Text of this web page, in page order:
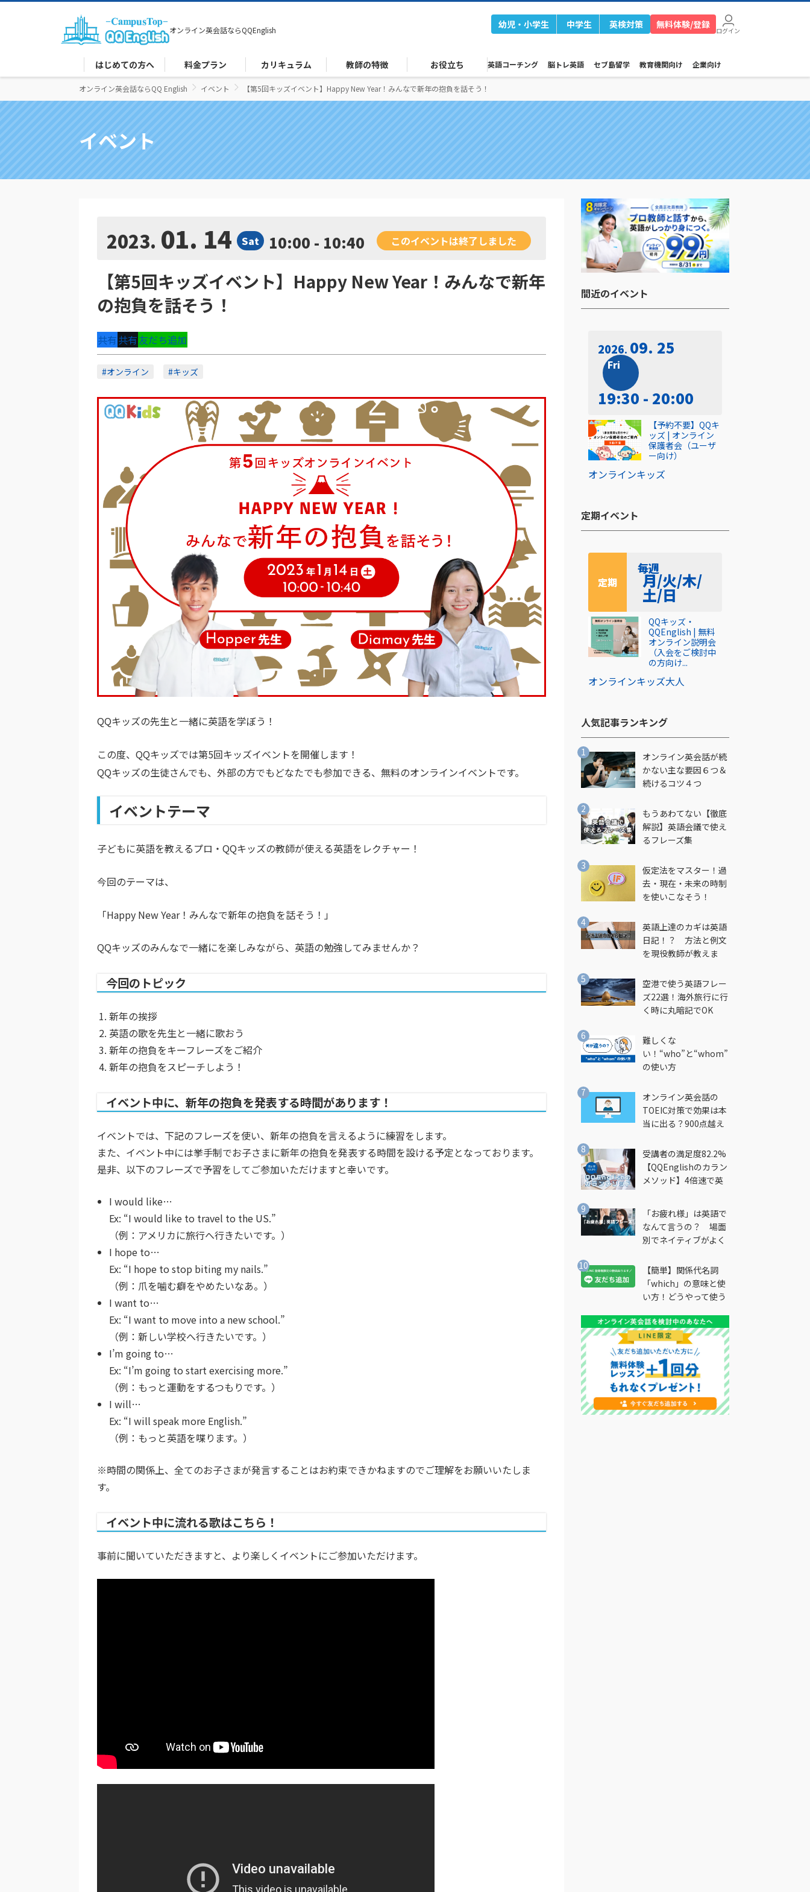
オンライン英会話ならQQEnglish 幼児・小学生 中学生 英検対策 無料体験/登録
ログイン
はじめての方へ 料金プラン カリキュラム 教師の特徴 お役立ち 英語コーチング 脳トレ英語 セブ島留学 教育機関向け 企業向け
オンライン英会話ならQQ English イベント 【第5回キッズイベント】Happy New Year！みんなで新年の抱負を話そう！
イベント
2023 01. 14 Sat 10:00 - 10:40 このイベントは終了しました
【第5回キッズイベント】Happy New Year！みんなで新年
の抱負を話そう！
共有共有友だち追加
#オンライン #キッズ
QQキッズの先生と一緒に英語を学ぼう！
この度、QQキッズでは第5回キッズイベントを開催します！
QQキッズの生徒さんでも、外部の方でもどなたでも参加できる、無料のオンラインイベントです。
イベントテーマ
子どもに英語を教えるプロ・QQキッズの教師が使える英語をレクチャー！
今回のテーマは、
「Happy New Year！みんなで新年の抱負を話そう！」
QQキッズのみんなで一緒にを楽しみながら、英語の勉強してみませんか？
今回のトピック
新年の挨拶
英語の歌を先生と一緒に歌おう
新年の抱負をキーフレーズをご紹介
新年の抱負をスピーチしよう！
イベント中に、新年の抱負を発表する時間があります！
イベントでは、下記のフレーズを使い、新年の抱負を言えるように練習をします。
また、イベント中には挙手制でお子さまに新年の抱負を発表する時間を設ける予定となっております。
是非、以下のフレーズで予習をしてご参加いただけますと幸いです。
I would like…
Ex: “I would like to travel to the US.”
（例：アメリカに旅行へ行きたいです。）
I hope to…
Ex: “I hope to stop biting my nails.”
（例：爪を噛む癖をやめたいなあ。）
I want to…
Ex: “I want to move into a new school.”
（例：新しい学校へ行きたいです。）
I’m going to…
Ex: “I’m going to start exercising more.”
（例：もっと運動をするつもりです。）
I will…
Ex: “I will speak more English.”
（例：もっと英語を喋ります。）
※時間の関係上、全てのお子さまが発言することはお約束できかねますのでご理解をお願いいたしま
す。
イベント中に流れる歌はこちら！
事前に聞いていただきますと、より楽しくイベントにご参加いただけます。
間近のイベント​
2026 09. 25
Fri
19:30 - 20:00
オンラインキッズ
【予約不要】QQキ
ッズ | オンライン
保護者会（ユーザ
ー向け）
定期イベント​
定期
毎週
月/火/木/
土/日
オンラインキッズ大人
QQキッズ・
QQEnglish | 無料
オンライン説明会
（入会をご検討中
の方向け...
人気記事ランキング​
オンライン英会話が続
かない主な要因６つ＆
続けるコツ４つ
もうあわてない【徹底
解説】英語会議で使え
るフレーズ集
仮定法をマスター！過
去・現在・未来の時制
を使いこなそう！
英語上達のカギは英語
日記！？ 方法と例文
を現役教師が教えま
空港で使う英語フレー
ズ22選！海外旅行に行
く時に丸暗記でOK
難しくな
い！“who”と“whom”
の使い方
オンライン英会話の
TOEIC対策で効果は本
当に出る？900点越え
受講者の満足度82.2%
【QQEnglishのカラン
メソッド】4倍速で英
法とは？
「お疲れ様」は英語で
なんて言うの？ 場面
別でネイティブがよく
説
【簡単】関係代名詞
「which」の意味と使
い方！どうやって使う